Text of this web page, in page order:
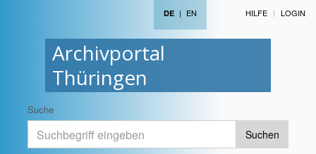
Archivportal
Thüringen
DE | EN HILFE LOGIN
Suche
Suchen